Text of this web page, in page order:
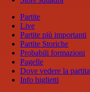
Partite
Live
Partite più importanti
Partite Storiche
Probabili formazioni
Pagelle
Dove vedere la partita
Info biglietti